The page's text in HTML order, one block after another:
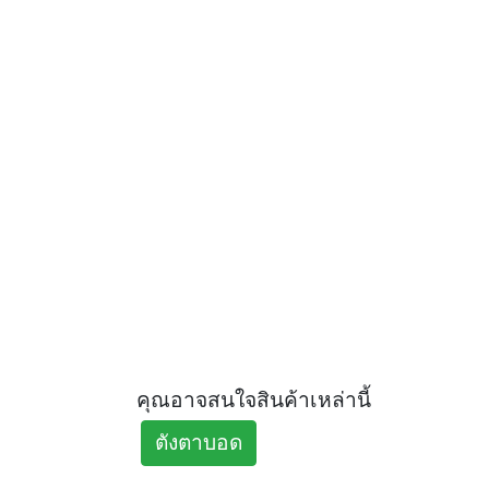
คุณอาจสนใจสินค้าเหล่านี้
ตังตาบอด